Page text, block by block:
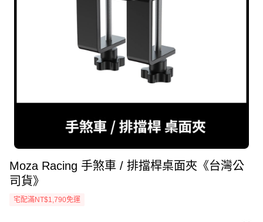
Moza Racing 手煞車 / 排擋桿桌面夾《台灣公
司貨》
宅配滿NT$1,790免運